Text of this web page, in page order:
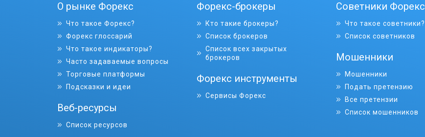
О рынке Форекс
Что такое Форекс?
Форекс глоссарий
Что такое индикаторы?
Часто задаваемые вопросы
Торговые платформы
Подсказки и идеи
Веб-ресурсы
Список ресурсов
Форекс-брокеры
Кто такие брокеры?
Список брокеров
Список всех закрытых
брокеров
Форекс инструменты
Сервисы Форекс
Советники Форекс
Что такое советники?
Список советников
Мошенники
Мошенники
Подать претензию
Все претензии
Список мошенников